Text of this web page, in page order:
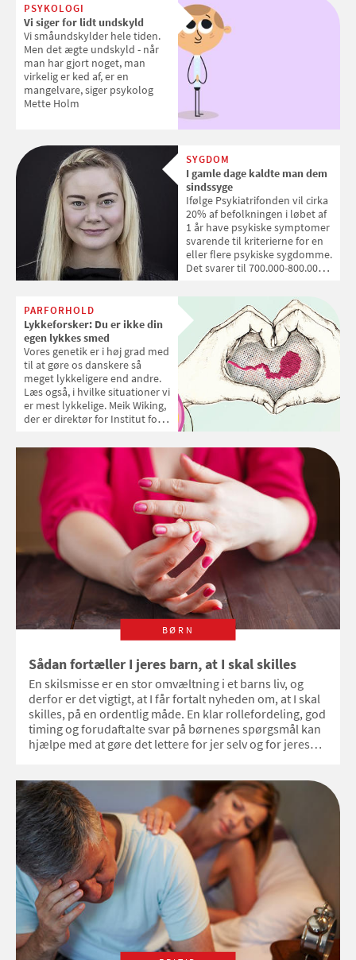
PSYKOLOGI
Vi siger for lidt undskyld
Vi småundskylder hele tiden.
Men det ægte undskyld - når
man har gjort noget, man
virkelig er ked af, er en
mangelvare, siger psykolog
Mette Holm
SYGDOM
I gamle dage kaldte man dem
sindssyge
Ifølge Psykiatrifonden vil cirka
20% af befolkningen i løbet af
1 år have psykiske symptomer
svarende til kriterierne for en
eller flere psykiske sygdomme.
Det svarer til 700.000-800.000
dem vil aldrig blive raske.
Mange af dem går rundt
blandt os og lever nogenlunde
almindelige liv. I gamle dage
kaldte man dem sindssyge. Vi
kalder dem Rico, Mie, Maria,
Louise og Jacob. De lever med
deres sygdomme og forsøger
hver dag at få det lidt bedre.
PARFORHOLD
Lykkeforsker: Du er ikke din
egen lykkes smed
Vores genetik er i høj grad med
til at gøre os danskere så
meget lykkeligere end andre.
Læs også, i hvilke situationer vi
er mest lykkelige. Meik Wiking,
der er direktør for Institut for
spørgsmål om lykke.
BØRN
Sådan fortæller I jeres barn, at I skal skilles
En skilsmisse er en stor omvæltning i et barns liv, og
derfor er det vigtigt, at I får fortalt nyheden om, at I skal
skilles, på en ordentlig måde. En klar rollefordeling, god
timing og forudaftalte svar på børnenes spørgsmål kan
hjælpe med at gøre det lettere for jer selv og for jeres